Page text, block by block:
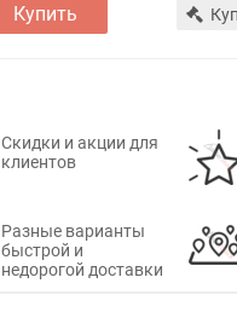
Купить
Скидки и акции для
клиентов
Разные варианты
быстрой и
недорогой доставки